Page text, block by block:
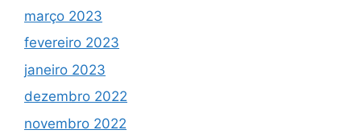
março 2023
fevereiro 2023
janeiro 2023
dezembro 2022
novembro 2022